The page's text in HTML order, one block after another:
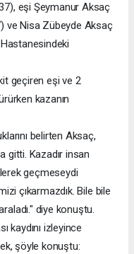
eşi Şeymanur Aksaç
ve Nisa Zübeyde Aksaç
geçiren eşi ve 2
kazanın
belirten Aksaç,
gitti. Kazadır insan
geçmeseydi
çıkarmazdık. Bile bile
diye konuştu.
kaydını izleyince
şöyle konuştu: